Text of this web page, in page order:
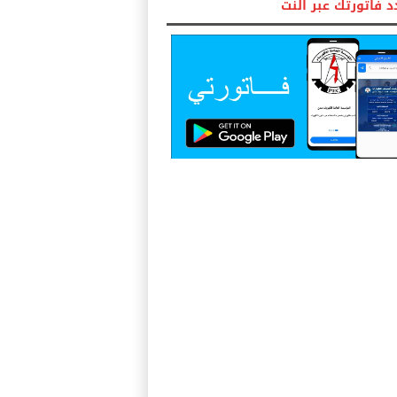
فاتورتك عبر النت